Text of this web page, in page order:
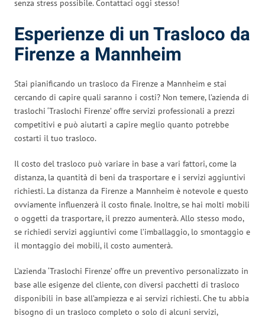
senza stress possibile. Contattaci oggi stesso!
Esperienze di un Trasloco da
Firenze a Mannheim
Stai pianificando un trasloco da Firenze a Mannheim e stai
cercando di capire quali saranno i costi? Non temere, l’azienda di
traslochi ‘Traslochi Firenze’ offre servizi professionali a prezzi
competitivi e può aiutarti a capire meglio quanto potrebbe
costarti il tuo trasloco.
Il costo del trasloco può variare in base a vari fattori, come la
distanza, la quantità di beni da trasportare e i servizi aggiuntivi
richiesti. La distanza da Firenze a Mannheim è notevole e questo
ovviamente influenzerà il costo finale. Inoltre, se hai molti mobili
o oggetti da trasportare, il prezzo aumenterà. Allo stesso modo,
se richiedi servizi aggiuntivi come l’imballaggio, lo smontaggio e
il montaggio dei mobili, il costo aumenterà.
L’azienda ‘Traslochi Firenze’ offre un preventivo personalizzato in
base alle esigenze del cliente, con diversi pacchetti di trasloco
disponibili in base all’ampiezza e ai servizi richiesti. Che tu abbia
bisogno di un trasloco completo o solo di alcuni servizi,